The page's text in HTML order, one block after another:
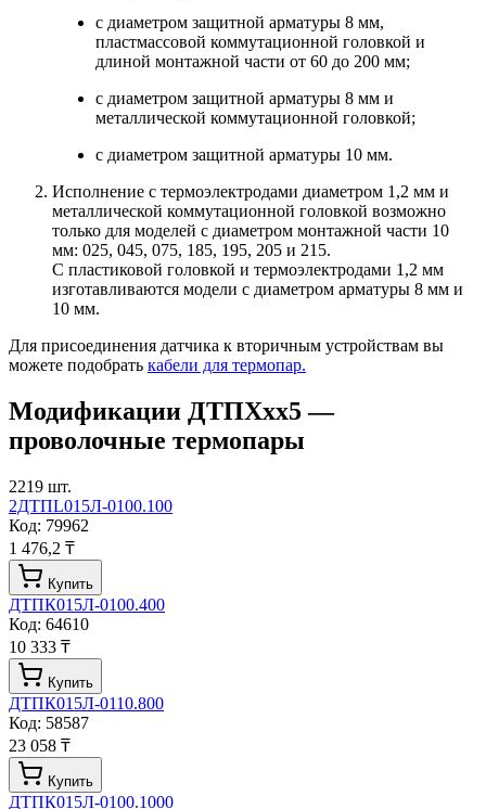
с диаметром защитной арматуры 8 мм,
пластмассовой коммутационной головкой и
длиной монтажной части от 60 до 200 мм;
с диаметром защитной арматуры 8 мм и
металлической коммутационной головкой;
с диаметром защитной арматуры 10 мм.
Исполнение с термоэлектродами диаметром 1,2 мм и
металлической коммутационной головкой возможно
только для моделей с диаметром монтажной части 10
мм: 025, 045, 075, 185, 195, 205 и 215.
С пластиковой головкой и термоэлектродами 1,2 мм
изготавливаются модели с диаметром арматуры 8 мм и
10 мм.
Для присоединения датчика к вторичным устройствам вы
можете подобрать кабели для термопар.
Модификации ДТПХхх5 —
проволочные термопары
2219 шт.
2ДТПL015Л-0100.100
Код: 79962
1 476,2 ₸
Купить
ДТПК015Л-0100.400
Код: 64610
10 333 ₸
Купить
ДТПК015Л-0110.800
Код: 58587
23 058 ₸
Купить
ДТПК015Л-0100.1000